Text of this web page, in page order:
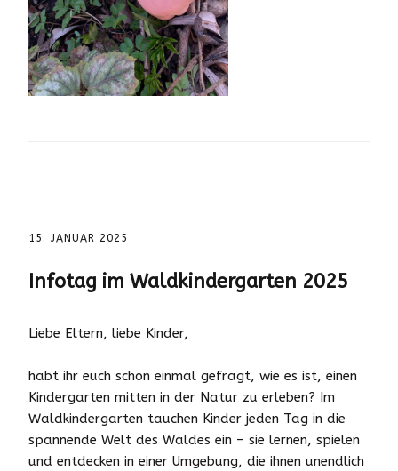
15. JANUAR 2025
Infotag im Waldkindergarten 2025
Liebe Eltern, liebe Kinder,
habt ihr euch schon einmal gefragt, wie es ist, einen
Kindergarten mitten in der Natur zu erleben? Im
Waldkindergarten tauchen Kinder jeden Tag in die
spannende Welt des Waldes ein – sie lernen, spielen
und entdecken in einer Umgebung, die ihnen unendlich